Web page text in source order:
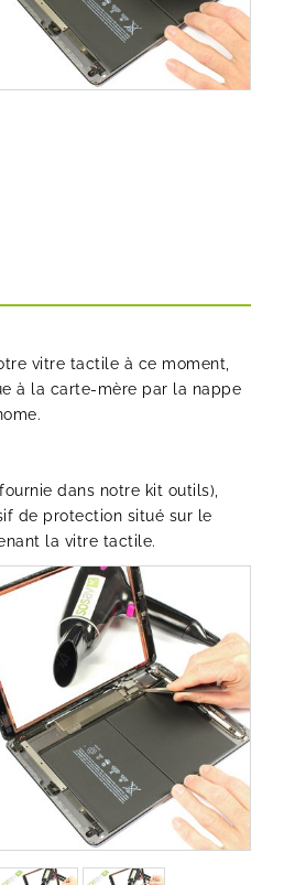
vitre tactile à ce moment,
à la carte-mère par la nappe
dans notre kit outils),
de protection situé sur le
la vitre tactile.